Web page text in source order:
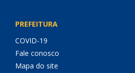
PREFEITURA
COVID-19
Fale conosco
Mapa do site